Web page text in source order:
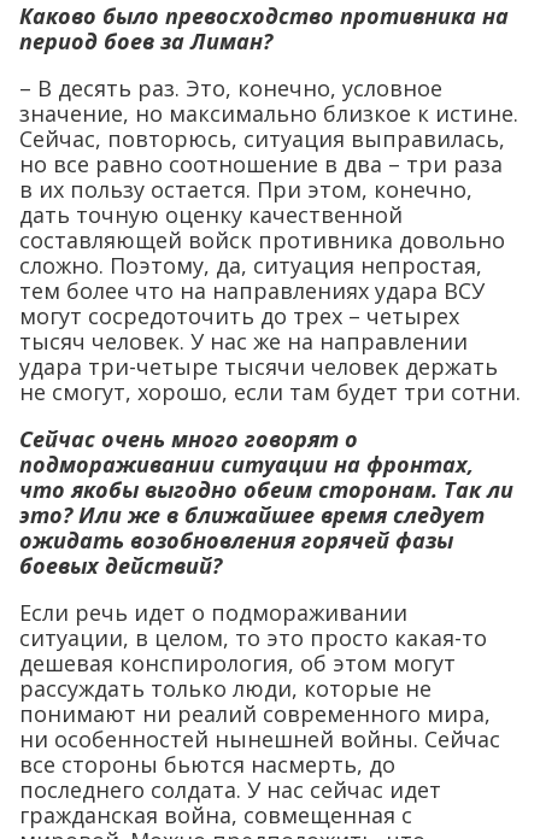
Каково было превосходство противника на
период боев за Лиман?
– В десять раз. Это, конечно, условное
значение, но максимально близкое к истине.
Сейчас, повторюсь, ситуация выправилась,
но все равно соотношение в два – три раза
в их пользу остается. При этом, конечно,
дать точную оценку качественной
составляющей войск противника довольно
сложно. Поэтому, да, ситуация непростая,
тем более что на направлениях удара ВСУ
могут сосредоточить до трех – четырех
тысяч человек. У нас же на направлении
удара три-четыре тысячи человек держать
не смогут, хорошо, если там будет три сотни.
Сейчас очень много говорят о
подмораживании ситуации на фронтах,
что якобы выгодно обеим сторонам. Так ли
это? Или же в ближайшее время следует
ожидать возобновления горячей фазы
боевых действий?
Если речь идет о подмораживании
ситуации, в целом, то это просто какая-то
дешевая конспирология, об этом могут
рассуждать только люди, которые не
понимают ни реалий современного мира,
ни особенностей нынешней войны. Сейчас
все стороны бьются насмерть, до
последнего солдата. У нас сейчас идет
гражданская война, совмещенная с